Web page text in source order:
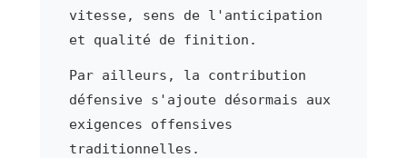
vitesse, sens de l'anticipation
et qualité de finition.
Par ailleurs, la contribution
défensive s'ajoute désormais aux
exigences offensives
traditionnelles.